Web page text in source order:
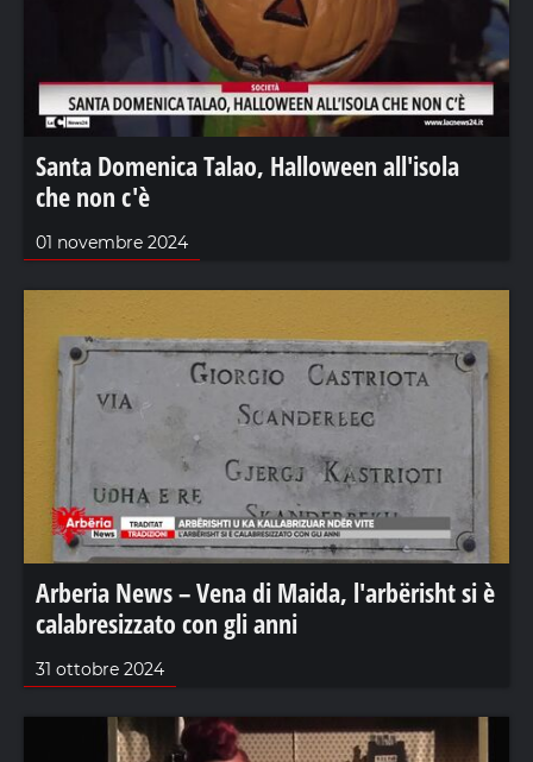
Santa Domenica Talao, Halloween all'isola
che non c'è
01 novembre 2024
Arberia News – Vena di Maida, l'arbërisht si è
calabresizzato con gli anni
31 ottobre 2024